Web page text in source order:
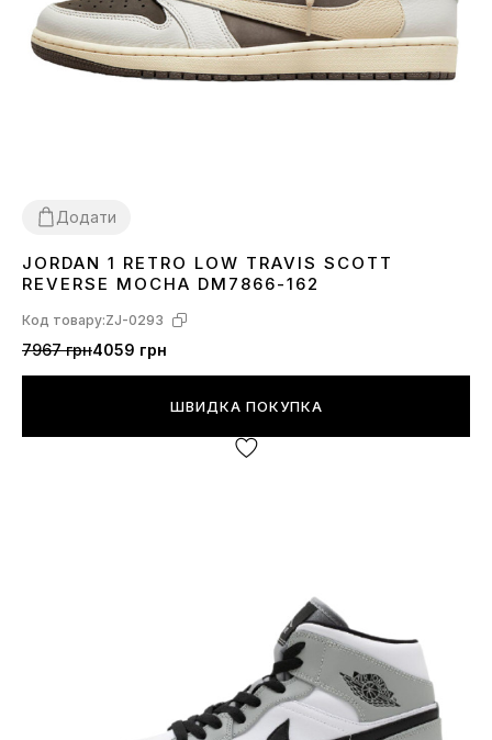
Додати
36373839 4041 42434445
JORDAN 1 RETRO LOW TRAVIS SCOTT
REVERSE MOCHA DM7866-162
Код товару:ZJ-0293
7967 грн4059 грн
ШВИДКА ПОКУПКА